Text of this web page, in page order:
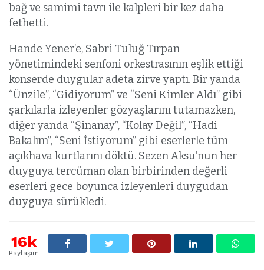
bağ ve samimi tavrı ile kalpleri bir kez daha
fethetti.
Hande Yener’e, Sabri Tuluğ Tırpan
yönetimindeki senfoni orkestrasının eşlik ettiği
konserde duygular adeta zirve yaptı. Bir yanda
“Ünzile”, “Gidiyorum” ve “Seni Kimler Aldı” gibi
şarkılarla izleyenler gözyaşlarını tutamazken,
diğer yanda “Şinanay”, “Kolay Değil”, “Hadi
Bakalım”, “Seni İstiyorum” gibi eserlerle tüm
açıkhava kurtlarını döktü. Sezen Aksu’nun her
duyguya tercüman olan birbirinden değerli
eserleri gece boyunca izleyenleri duygudan
duyguya sürükledi.
16k
Paylaşım